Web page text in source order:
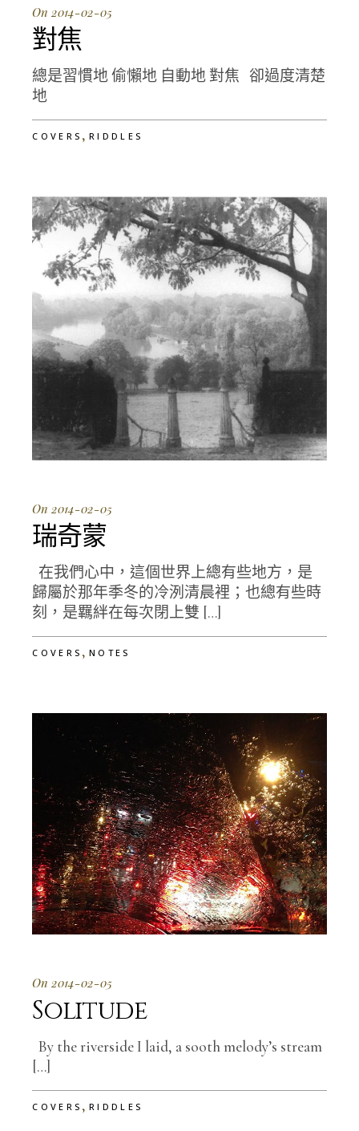
On 2014-02-05
對焦
總是習慣地 偷懶地 自動地 對焦 卻過度清楚
地
COVERS ,RIDDLES
On 2014-02-05
瑞奇蒙
在我們心中，這個世界上總有些地方，是
歸屬於那年季冬的冷洌清晨裡；也總有些時
刻，是羈絆在每次閉上雙 […]
COVERS ,NOTES
On 2014-02-05
Solitude
By the riverside I laid, a sooth melody’s stream
[…]
COVERS ,RIDDLES